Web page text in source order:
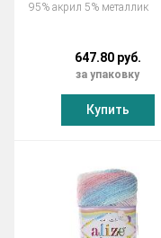
95% акрил 5% металлик
647.80 руб.
за упаковку
Купить